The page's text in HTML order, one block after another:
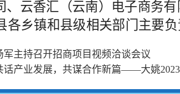
、云香汇（云南）电子商务
各乡镇和县级相关部门主要
军主持召开招商项目视频洽谈会议
话产业发展，共谋合作新篇——大姚